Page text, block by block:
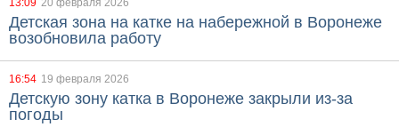
13:09 20 февраля 2026
Детская зона на катке на набережной в Воронеже
возобновила работу
16:54 19 февраля 2026
Детскую зону катка в Воронеже закрыли из-за
погоды